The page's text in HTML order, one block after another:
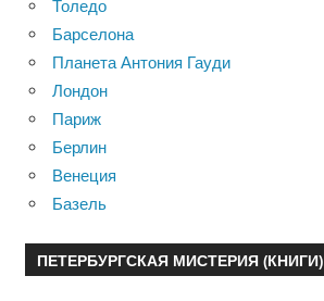
Толедо
Барселона
Планета Антония Гауди
Лондон
Париж
Берлин
Венеция
Базель
ПЕТЕРБУРГСКАЯ МИСТЕРИЯ (КНИГИ)